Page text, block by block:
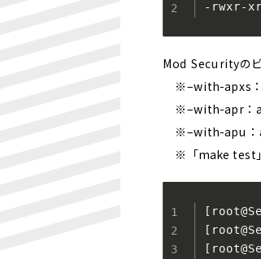
-rwxr-
Mod Securityの
※–with-apxs：
※–with-apr：
※–with-apu：
※「make test」
[
[
[